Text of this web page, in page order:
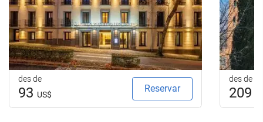
des de
93 US$
Reservar
des de
209